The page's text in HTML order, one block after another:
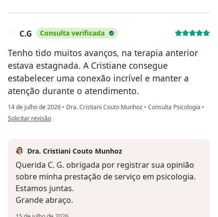
C.G Consulta verificada
Tenho tido muitos avanços, na terapia anterior
estava estagnada. A Cristiane consegue
estabelecer uma conexão incrível e manter a
atenção durante o atendimento.
14 de julho de 2026 • Dra. Cristiani Couto Munhoz • Consulta Psicologia •
na opinião do utilizador C.G
Solicitar revisão
Dra. Cristiani Couto Munhoz
Querida C. G. obrigada por registrar sua opinião
sobre minha prestação de serviço em psicologia.
Estamos juntas.
Grande abraço.